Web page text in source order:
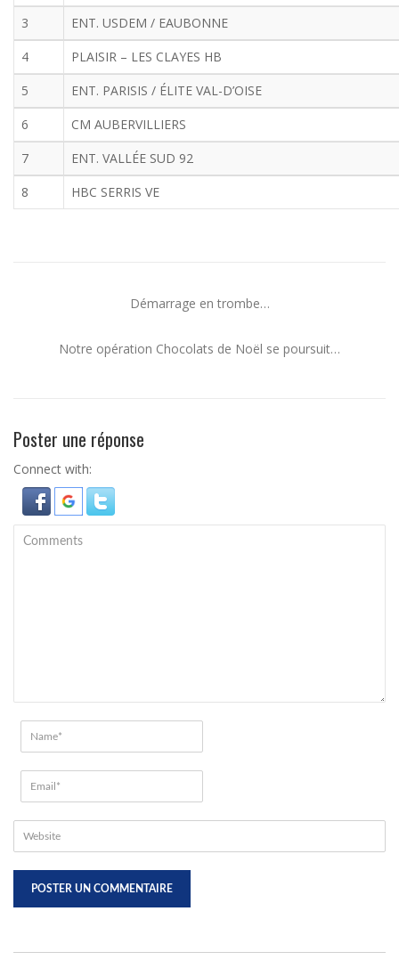
3
ENT. USDEM / EAUBONNE
4
PLAISIR – LES CLAYES HB
5
ENT. PARISIS / ÉLITE VAL-D’OISE
6
CM AUBERVILLIERS
7
ENT. VALLÉE SUD 92
8
HBC SERRIS VE
Démarrage en trombe…
Notre opération Chocolats de Noël se poursuit…
Poster une réponse
Connect with: